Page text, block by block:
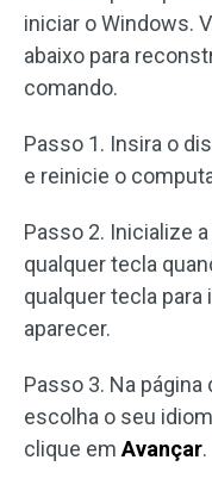
iniciar o Windows.
abaixo para
comando.
Passo 1. Insira o
e reinicie o
Passo 2. Inicialize
qualquer tecla
qualquer tecla para
aparecer.
Passo 3. Na
escolha o seu
clique emAvançar.